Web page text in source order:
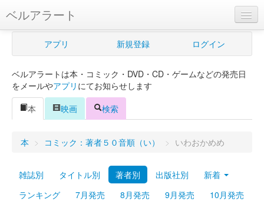
ベルアラート
ベルアラートとは
新規登録
ログイン
Myシェルフ
プレミアム
アプリ 新規登録 ログイン
ベルアラートは本・コミック・DVD・CD・ゲームなどの発売日
をメールやアプリ にてお知らせします
本
映画 検索
本 > コミック：著者５０音順（い） > いわおかめめ
雑誌別 タイトル別 著者別 出版社別
新着
ランキング
7月発売 8月発売 9月発売 10月発売